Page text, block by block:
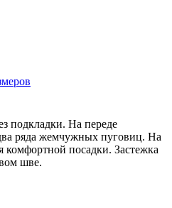
подкладки. На переде
ряда жемчужных пуговиц. На
комфортной посадки. Застежка
шве.